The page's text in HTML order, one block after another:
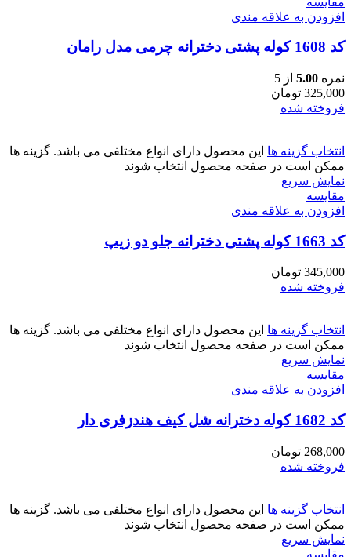
افزودن به علاقه مندی
کد 1608 کوله پشتی دخترانه چرمی مدل رامان
نمره 5.00 از 5
325,000 تومان
فروخته شده
انتخاب گزینه ها این محصول دارای انواع مختلفی می باشد. گزینه ها
ممکن است در صفحه محصول انتخاب شوند
نمایش سریع
مقايسه
افزودن به علاقه مندی
کد 1663 کوله پشتی دخترانه جلو دو زیپ
345,000 تومان
فروخته شده
انتخاب گزینه ها این محصول دارای انواع مختلفی می باشد. گزینه ها
ممکن است در صفحه محصول انتخاب شوند
نمایش سریع
مقايسه
افزودن به علاقه مندی
کد 1682 کوله دخترانه شل کیف هندزفری دار
268,000 تومان
فروخته شده
انتخاب گزینه ها این محصول دارای انواع مختلفی می باشد. گزینه ها
ممکن است در صفحه محصول انتخاب شوند
نمایش سریع
مقايسه